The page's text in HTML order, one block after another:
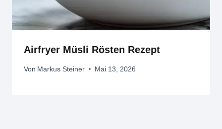
Airfryer Müsli Rösten Rezept
Von Markus Steiner Mai 13, 2026